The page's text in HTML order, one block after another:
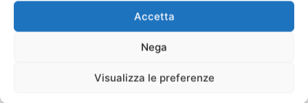
Accetta
Nega
Visualizza le preferenze
per Pronto Intervento
Derattizzazione Castel